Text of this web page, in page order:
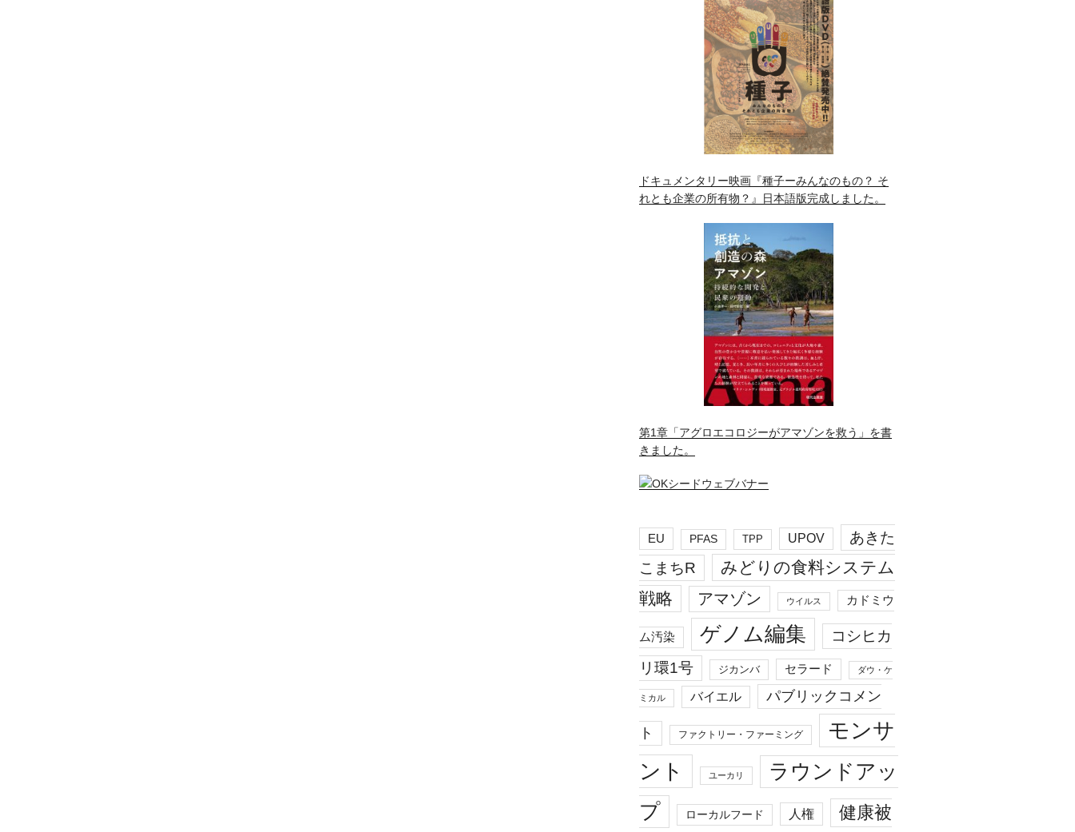
ドキュメンタリー映画『種子ーみんなのもの？ そ
れとも企業の所有物？』日本語版完成しました。
第1章「アグロエコロジーがアマゾンを救う」を書
きました。
EU PFAS TPP UPOV
あきた
こまちR
みどりの食料システム
戦略
アマゾン ウイルス カドミウ
ム汚染 ゲノム編集
コシヒカ
リ環1号
ジカンバ セラード ダウ・ケ
ミカル バイエル パブリックコメン
ト ファクトリー・ファーミング
モンサ
ント
ユーカリ
ラウンドアッ
プ
ローカルフード 人権 健康被